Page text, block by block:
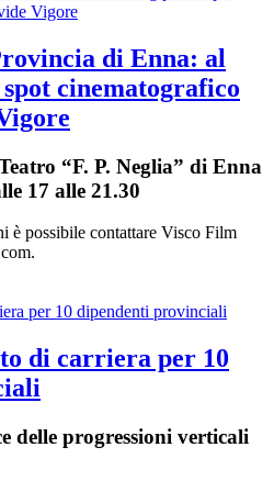
di Enna: al
cinematografico
“F. P. Neglia” di Enna
17 alle 21.30
è possibile contattare Visco Film
.
di carriera per 10
delle progressioni verticali